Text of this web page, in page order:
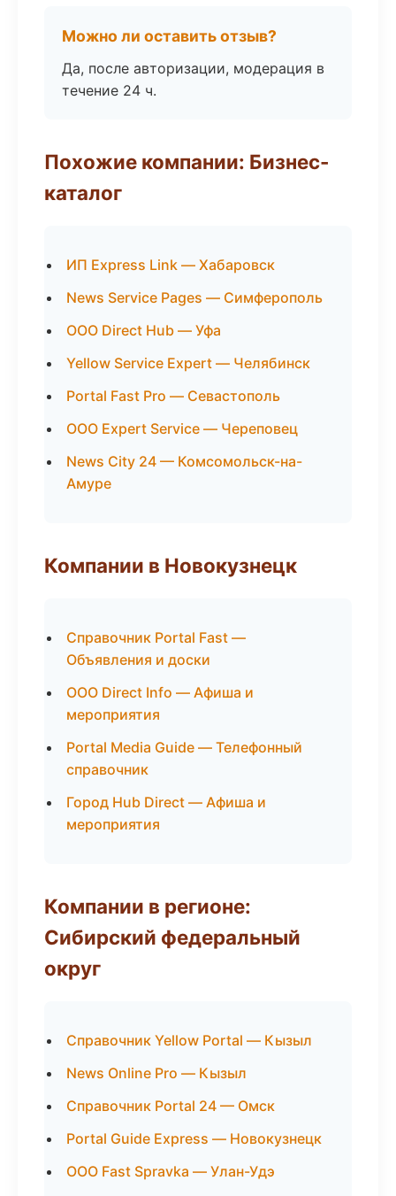
Можно ли оставить отзыв?
Да, после авторизации, модерация в
течение 24 ч.
Похожие компании: Бизнес-
каталог
ИП Express Link — Хабаровск
News Service Pages — Симферополь
ООО Direct Hub — Уфа
Yellow Service Expert — Челябинск
Portal Fast Pro — Севастополь
ООО Expert Service — Череповец
News City 24 — Комсомольск-на-
Амуре
Компании в Новокузнецк
Справочник Portal Fast —
Объявления и доски
ООО Direct Info — Афиша и
мероприятия
Portal Media Guide — Телефонный
справочник
Город Hub Direct — Афиша и
мероприятия
Компании в регионе:
Сибирский федеральный
округ
Справочник Yellow Portal — Кызыл
News Online Pro — Кызыл
Справочник Portal 24 — Омск
Portal Guide Express — Новокузнецк
ООО Fast Spravka — Улан-Удэ